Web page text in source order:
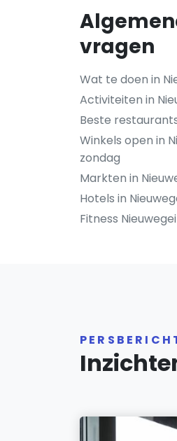
vragen
Wat te doen in
Activiteiten in
Beste
Winkels open in
zondag
Markten in
Hotels in
Fitness